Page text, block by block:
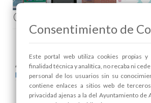
Comenta esta noticia en
Areas relacionadas:
Desarrollo Local y Empleo
Consentimiento de
Este portal web utiliza cookies propias
finalidad técnica y analítica, no recaba ni
personal de los usuarios sin su
contiene enlaces a sitios web de
privacidad ajenas a la del Ayuntamiento de